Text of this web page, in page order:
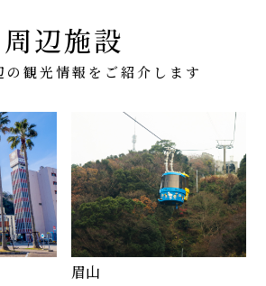
周辺施設
の観光情報をご紹介します
眉山